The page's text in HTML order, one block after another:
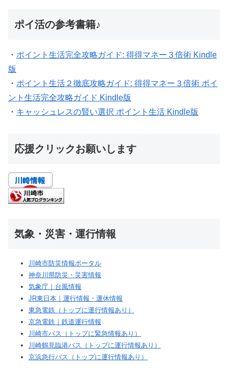
ポイ活の参考書籍♪
・ ポイント生活完全攻略ガイド: 得得マネー３倍術 Kindle
版
・ ポイント生活２徹底攻略ガイド: 得得マネー３倍術 ポイ
ント生活完全攻略ガイド Kindle版
・ キャッシュレスの賢い選択 ポイント生活 Kindle版
応援クリックお願いします
気象・災害・運行情報
川崎市防災情報ポータル
神奈川県防災・災害情報
気象庁｜台風情報
JR東日本｜運行情報・運休情報
東急電鉄（トップに運行情報あり）
京急電鉄｜鉄道運行情報
川崎市バス（トップに緊急情報あり）
川崎鶴見臨港バス（トップに運行情報あり）
京浜急行バス（トップに運行情報あり）